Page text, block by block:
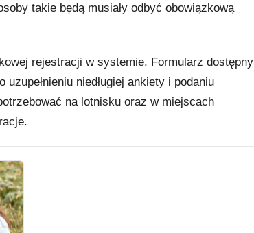
takie będą musiały odbyć obowiązkową
rejestracji w systemie. Formularz dostępny
uzupełnieniu niedługiej ankiety i podaniu
na lotnisku oraz w miejscach